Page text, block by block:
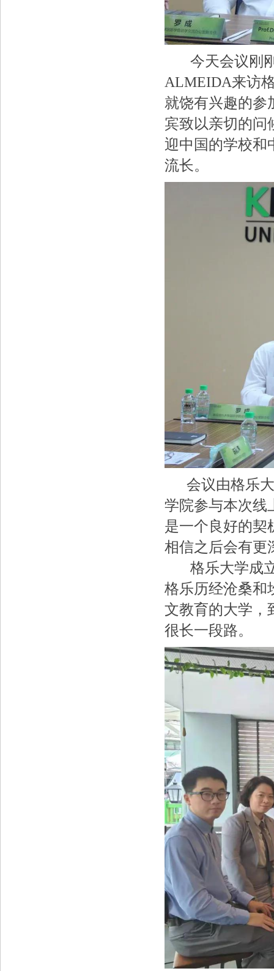
今天会议刚刚
ALMEIDA来访
就饶有兴趣的参
宾致以亲切的问
迎中国的学校和
流长。
会议由格乐大
学院参与本次线
是一个良好的契
相信之后会有更
格乐大学成立
格乐历经沧桑和
文教育的大学，
很长一段路。